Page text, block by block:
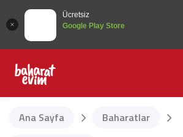
Ücretsiz
Google Play Store
Ana Sayfa
Baharatlar